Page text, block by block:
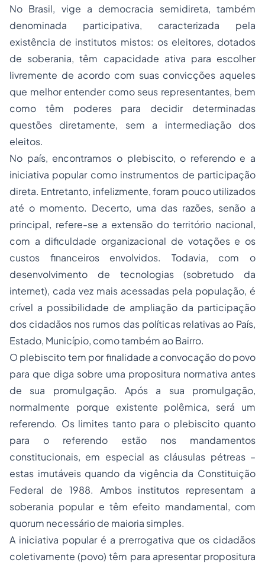
No Brasil, vige a democracia semidireta, também
denominada participativa, caracterizada pela
existência de institutos mistos: os eleitores, dotados
de soberania, têm capacidade ativa para escolher
livremente de acordo com suas convicções aqueles
que melhor entender como seus representantes, bem
como têm poderes para decidir determinadas
questões diretamente, sem a intermediação dos
eleitos.
No país, encontramos o plebiscito, o referendo e a
iniciativa popular como instrumentos de participação
direta. Entretanto, infelizmente, foram pouco utilizados
até o momento. Decerto, uma das razões, senão a
principal, refere-se a extensão do território nacional,
com a dificuldade organizacional de votações e os
custos financeiros envolvidos. Todavia, com o
desenvolvimento de tecnologias (sobretudo da
internet), cada vez mais acessadas pela população, é
crível a possibilidade de ampliação da participação
dos cidadãos nos rumos das políticas relativas ao País,
Estado, Município, como também ao Bairro.
O plebiscito tem por finalidade a convocação do povo
para que diga sobre uma propositura normativa antes
de sua promulgação. Após a sua promulgação,
normalmente porque existente polêmica, será um
referendo. Os limites tanto para o plebiscito quanto
para o referendo estão nos mandamentos
constitucionais, em especial as cláusulas pétreas –
estas imutáveis quando da vigência da Constituição
Federal de 1988. Ambos institutos representam a
soberania popular e têm efeito mandamental, com
quorum necessário de maioria simples.
A iniciativa popular é a prerrogativa que os cidadãos
coletivamente (povo) têm para apresentar propositura